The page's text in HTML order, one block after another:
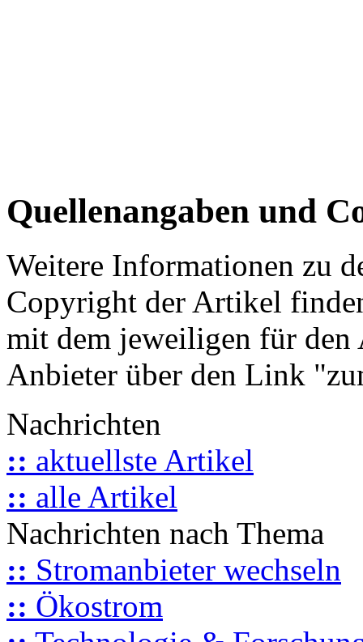
Quellenangaben und
Weitere Informationen zu
Copyright der Artikel
mit dem jeweiligen für
Anbieter über den Link
Nachrichten
:: aktuellste Artikel
:: alle Artikel
Nachrichten nach Thema
:: Stromanbieter wechseln
:: Ökostrom